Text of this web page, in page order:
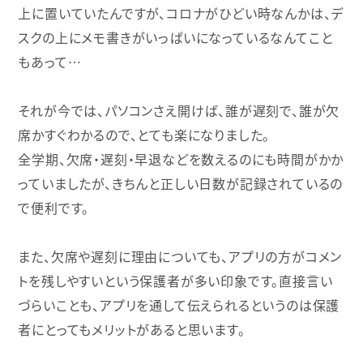
上に置いていたんですが、コロナがひどい時なんかは、デ
スクの上にメモ書きがいっぱいになっているなんてこと
もあって…
それが今では、パソコンさえ開けば、誰が遅刻で、誰が欠
席かすぐわかるので、とても楽になりました。
全学期、欠席・遅刻・早退などを数えるのにも時間がかか
っていましたが、きちんと正しい日数が記録されているの
で便利です。
また、欠席や遅刻に理由についても、アプリの方がコメン
トを残しやすいという保護者が多い印象です。直接言い
づらいことも、アプリを通して伝えられるというのは保護
者にとってもメリットがあると思います。